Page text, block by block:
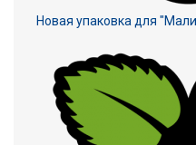
Новая упаковка для